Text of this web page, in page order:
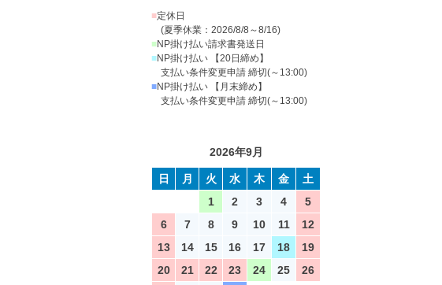
■定休日
(夏季休業：2026/8/8～8/16)
■NP掛け払い請求書発送日
■NP掛け払い 【20日締め】
支払い条件変更申請 締切(～13:00)
■NP掛け払い 【月末締め】
支払い条件変更申請 締切(～13:00)
2026年9月
日 月 火 水 木 金
土
1
2 3 4
5
6
7 8 9 10 11
12
13
14 15 16 17 18
19
20
21 22 23 24 25
26